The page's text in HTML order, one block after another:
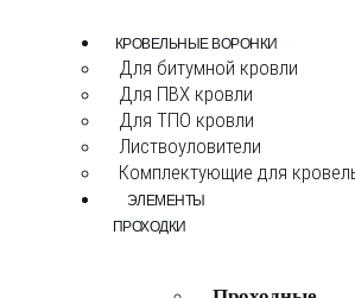
КРОВЕЛЬНЫЕ ВОРОНКИ
Для битумной кровли
Для ПВХ кровли
Для ТПО кровли
Листвоуловители
Комплектующие для
ЭЛЕМЕНТЫ
ПРОХОДКИ